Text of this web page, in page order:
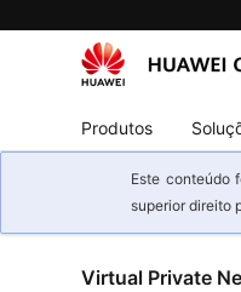
Produtos
Este conteúdo
superior direito
Virtual Private